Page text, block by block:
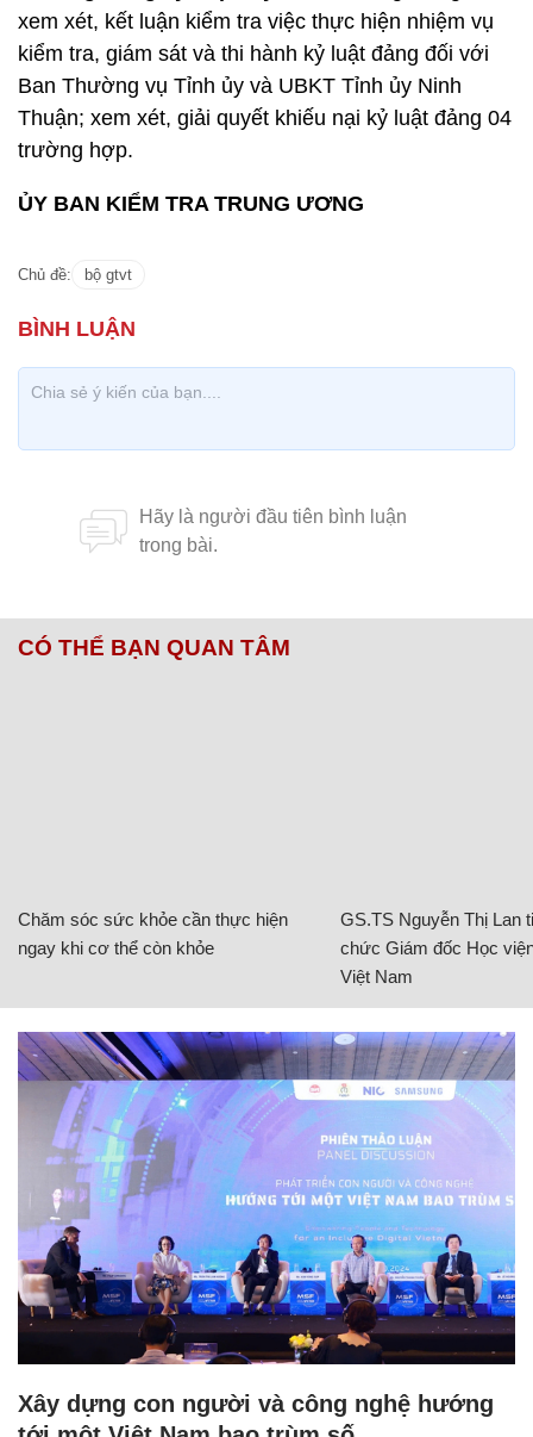
xem xét, kết luận kiểm tra việc thực hiện nhiệm vụ
kiểm tra, giám sát và thi hành kỷ luật đảng đối với
Ban Thường vụ Tỉnh ủy và UBKT Tỉnh ủy Ninh
Thuận; xem xét, giải quyết khiếu nại kỷ luật đảng 04
trường hợp.
ỦY BAN KIỂM TRA TRUNG ƯƠNG
Chủ đề: bộ gtvt
CÓ THỂ BẠN QUAN TÂM
Chăm sóc sức khỏe cần thực hiện
ngay khi cơ thể còn khỏe
GS.TS Nguyễn Thị Lan
chức Giám đốc Học
Việt Nam
Xây dựng con người và công nghệ hướng